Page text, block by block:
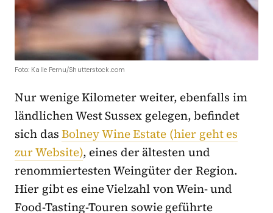
Foto: Kalle Pernu/Shutterstock.com
Nur wenige Kilometer weiter, ebenfalls im
ländlichen West Sussex gelegen, befindet
sich dasBolney Wine Estate (hier geht es
zur Website), eines der ältesten und
renommiertesten Weingüter der Region.
Hier gibt es eine Vielzahl von Wein- und
Food-Tasting-Touren sowie geführte